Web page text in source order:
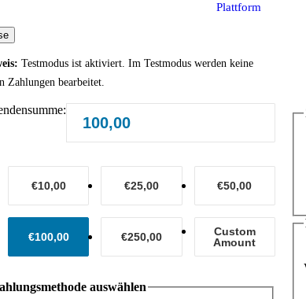
Plattform
Testmodus ist aktiviert. Im Testmodus werden keine
Zahlungen bearbeitet.
€10,00 €25,00 €50,00
€100,00 €250,00
Custom
Amount
auswählen